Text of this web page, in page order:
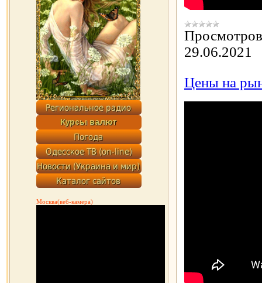
Москва(веб-камера)
29.06.2021
Цены на